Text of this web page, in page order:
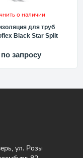
о наличии
для труб
Black Star Split
м, цвет белый)
запросу
ул. Розы